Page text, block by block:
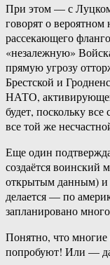
При этом — с
говорят о
рассекающего
«незалежную»
прямую угрозу
Брестской и
НАТО,
будет, поскольку все
все той же
Еще один
создаётся
открытым данным) и
делается — по
запланировано
Понятно, что
попробуют! Или — да